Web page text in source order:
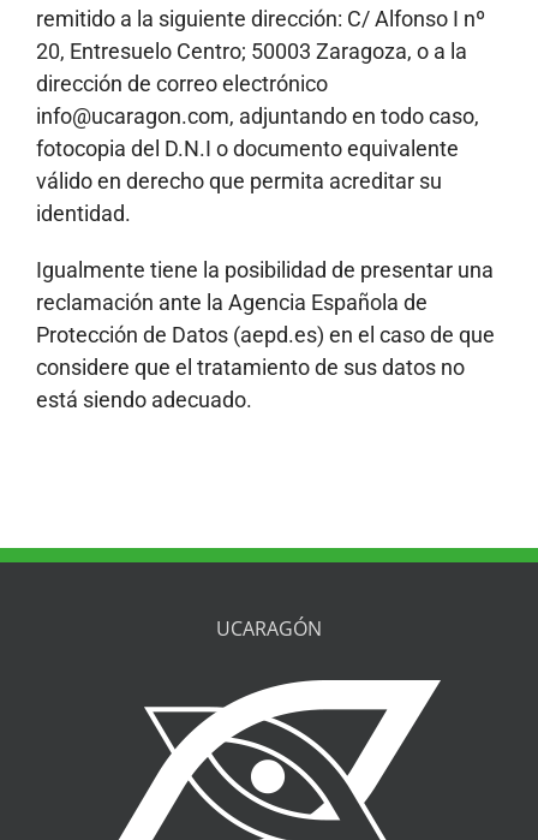
remitido a la siguiente dirección: C/ Alfonso I nº
20, Entresuelo Centro; 50003 Zaragoza, o a la
dirección de correo electrónico
info@ucaragon.com, adjuntando en todo caso,
fotocopia del D.N.I o documento equivalente
válido en derecho que permita acreditar su
identidad.
Igualmente tiene la posibilidad de presentar una
reclamación ante la Agencia Española de
Protección de Datos (aepd.es) en el caso de que
considere que el tratamiento de sus datos no
está siendo adecuado.
UCARAGÓN